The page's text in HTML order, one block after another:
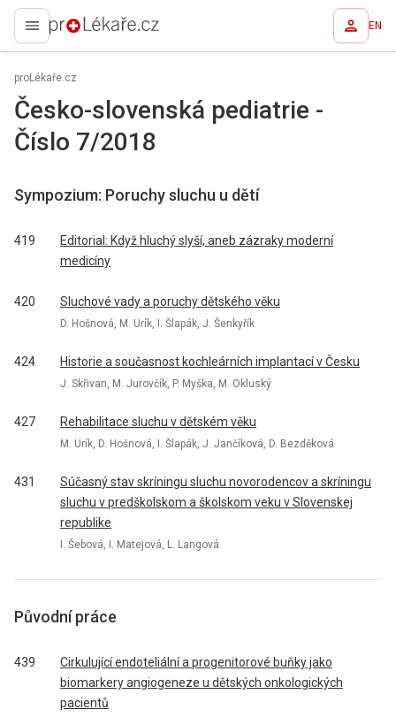
proLékaře.cz EN
proLékaře.cz
Česko-slovenská pediatrie -
Číslo 7/2018
Sympozium: Poruchy sluchu u dětí
419
Editorial: Když hluchý slyší, aneb zázraky moderní
medicíny
420 Sluchové vady a poruchy dětského věku
D. Hošnová, M. Urík, I. Šlapák, J. Šenkyřík
424 Historie a současnost kochleárních implantací v Česku
J. Skřivan, M. Jurovčík, P. Myška, M. Okluský
427 Rehabilitace sluchu v dětském věku
M. Urík, D. Hošnová, I. Šlapák, J. Jančíková, D. Bezděková
431
Súčasný stav skríningu sluchu novorodencov a skríningu
sluchu v predškolskom a školskom veku v Slovenskej
republike
I. Šebová, I. Matejová, L. Langová
Původní práce
439
Cirkulující endoteliální a progenitorové buňky jako
biomarkery angiogeneze u dětských onkologických
pacientů